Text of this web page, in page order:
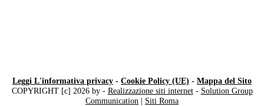
Leggi L'informativa privacy - Cookie Policy (UE) - Mappa del Sito
COPYRIGHT [c] 2026 by - Realizzazione siti internet- Solution Group
Communication | Siti Roma